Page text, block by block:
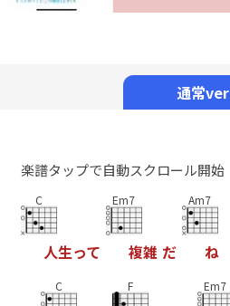
通常ver
楽譜タップで自動スクロール開始
C
人生って
Em7
複雑 だ
Am7
ね
C F Em7